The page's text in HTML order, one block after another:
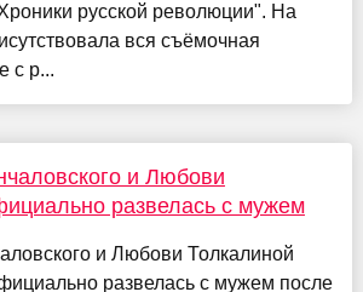
русской революции". На
вся съёмочная
с р...
и Любови
развелась с мужем
и Любови Толкалиной
развелась с мужем после